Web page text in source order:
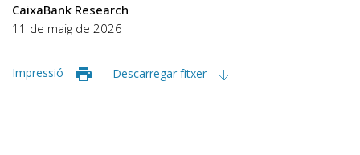
CaixaBank Research
11 de maig de 2026
Impressió Descarregar fitxer